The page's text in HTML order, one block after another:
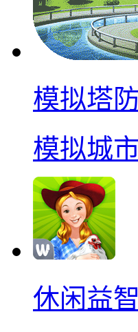
模拟塔
模拟城
休闲益智